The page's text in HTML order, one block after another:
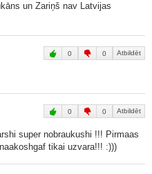
un Zariņš nav Latvijas
0 0 Atbildēt
0 0 Atbildēt
super nobraukushi !!! Pirmaas
tikai uzvara!!! :)))